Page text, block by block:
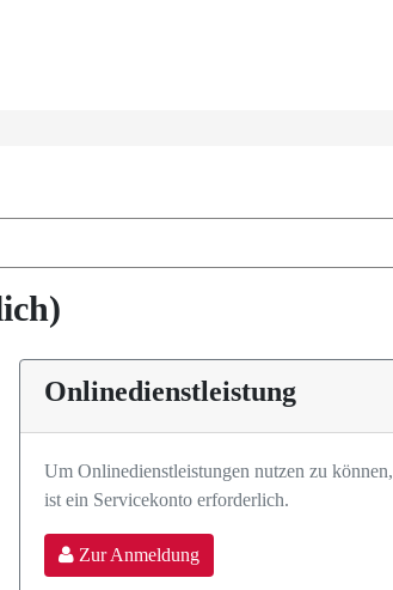
Onlinedienstleistung
Um Onlinedienstleistungen nutzen zu können,
ist ein Servicekonto erforderlich.
Zur Anmeldung